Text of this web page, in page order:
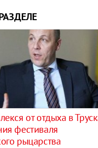
от отдыха в
фестиваля
рыцарства